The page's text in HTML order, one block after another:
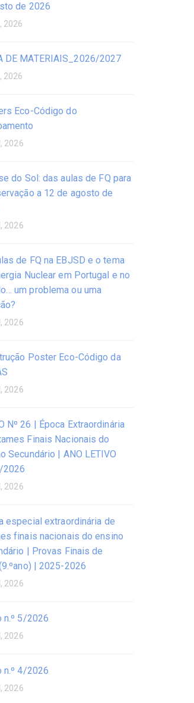
de 2026
2026
DE MATERIAIS_2026/2027
2026
Eco-Código do
2026
do Sol: das aulas de FQ para
a 12 de agosto de
2026
de FQ na EBJSD e o tema
Nuclear em Portugal e no
um problema ou uma
2026
Poster Eco-Código da
2026
Nº 26 | Época Extraordinária
Finais Nacionais do
Secundário | ANO LETIVO
2026
2026
especial extraordinária de
finais nacionais do ensino
| Provas Finais de
| 2025-2026
2026
n.º 5/2026
2026
n.º 4/2026
2026